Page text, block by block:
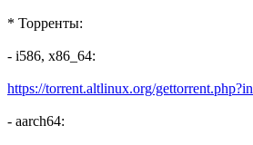
* Торренты:
- i586, x86_64:
https://torrent.altlinux.org/
- aarch64: